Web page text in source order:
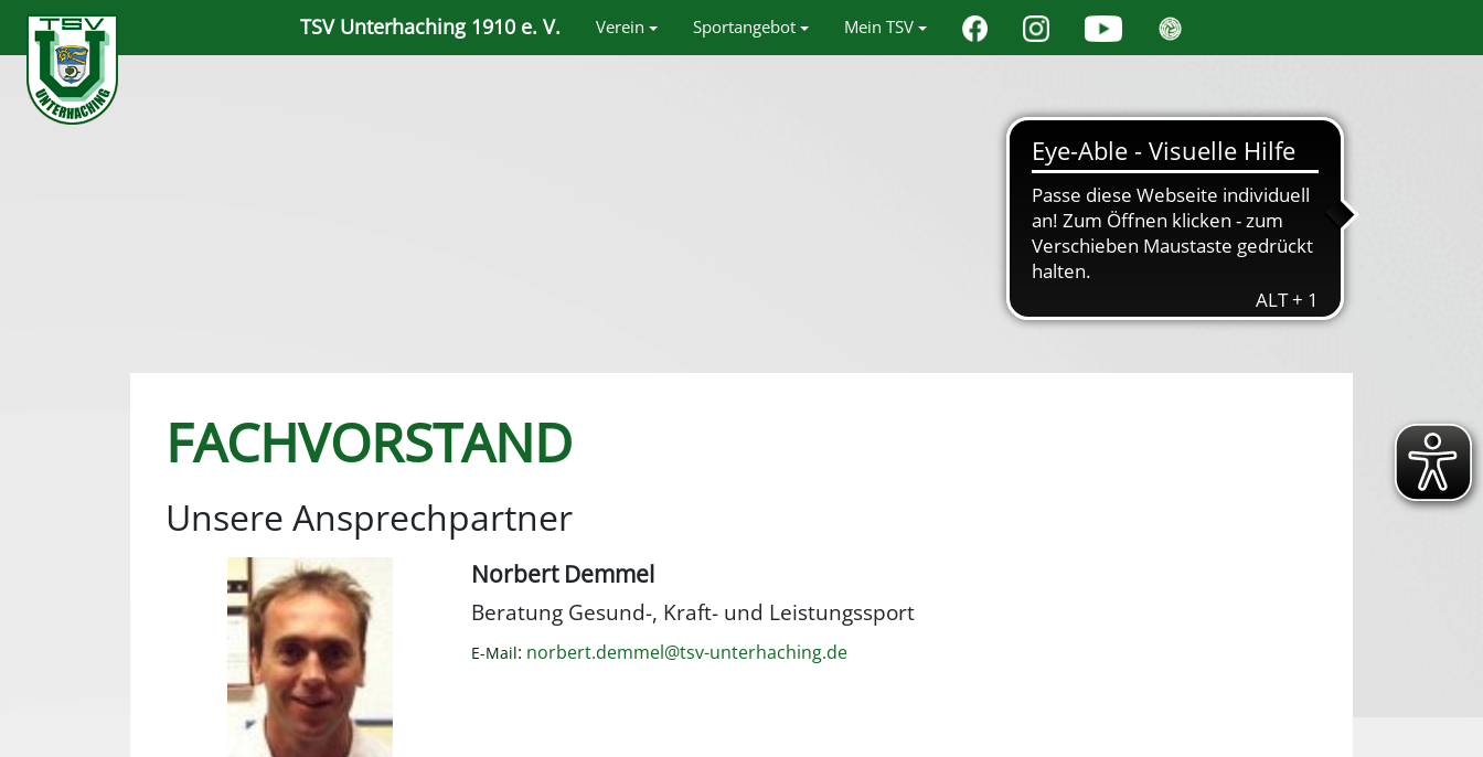
TSV Unterhaching 1910 e. V. Verein Sportangebot Mein TSV
FACHVORSTAND
Unsere Ansprechpartner
Norbert Demmel
Beratung Gesund-, Kraft- und Leistungssport
E-Mail: norbert.demmel@tsv-unterhaching.de